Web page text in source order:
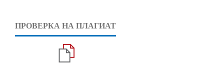
ПРОВЕРКА НА ПЛАГИАТ